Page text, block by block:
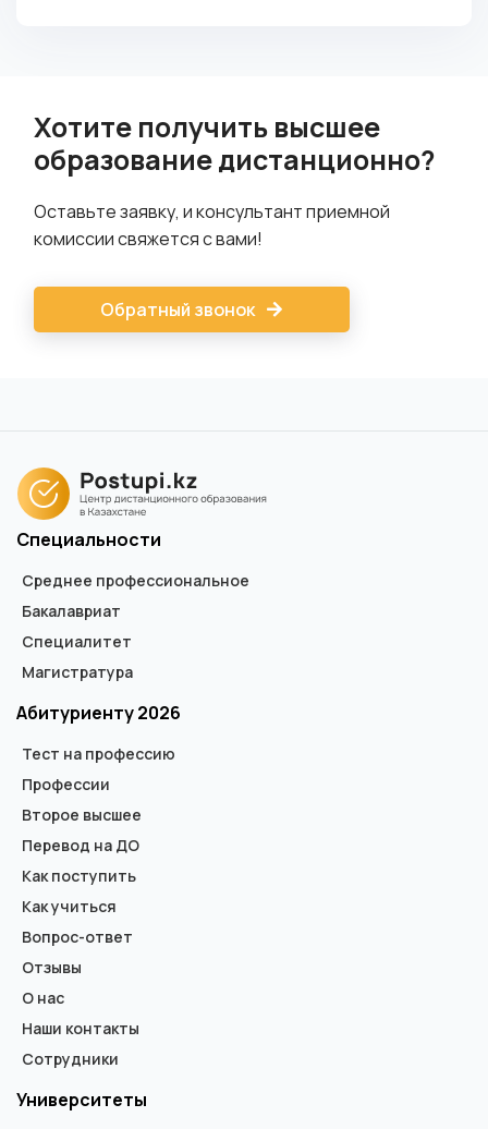
Хотите получить высшее
образование дистанционно?
Оставьте заявку, и консультант приемной
комиссии свяжется с вами!
Обратный звонок
Специальности
Среднее профессиональное
Бакалавриат
Специалитет
Магистратура
Абитуриенту 2026
Тест на профессию
Профессии
Второе высшее
Перевод на ДО
Как поступить
Как учиться
Вопрос-ответ
Отзывы
О нас
Наши контакты
Сотрудники
Университеты